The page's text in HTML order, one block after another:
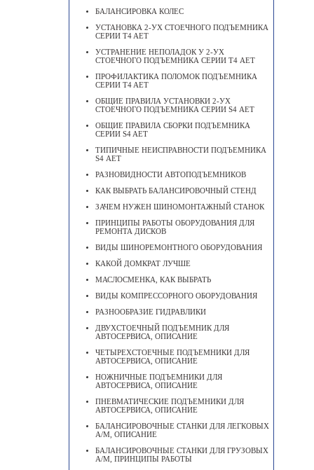
БАЛАНСИРОВКА КОЛЕС
УСТАНОВКА 2-УХ СТОЕЧНОГО ПОДЪЕМНИКА
СЕРИИ T4 AET
УСТРАНЕНИЕ НЕПОЛАДОК У 2-УХ
СТОЕЧНОГО ПОДЪЕМНИКА СЕРИИ Т4 АЕТ
ПРОФИЛАКТИКА ПОЛОМОК ПОДЪЕМНИКА
СЕРИИ T4 AET
ОБЩИЕ ПРАВИЛА УСТАНОВКИ 2-УХ
СТОЕЧНОГО ПОДЪЕМНИКА СЕРИИ S4 АЕТ
ОБЩИЕ ПРАВИЛА СБОРКИ ПОДЪЕМНИКА
СЕРИИ S4 AET
ТИПИЧНЫЕ НЕИСПРАВНОСТИ ПОДЪЕМНИКА
S4 АЕТ
РАЗНОВИДНОСТИ АВТОПОДЪЕМНИКОВ
КАК ВЫБРАТЬ БАЛАНСИРОВОЧНЫЙ СТЕНД
ЗАЧЕМ НУЖЕН ШИНОМОНТАЖНЫЙ СТАНОК
ПРИНЦИПЫ РАБОТЫ ОБОРУДОВАНИЯ ДЛЯ
РЕМОНТА ДИСКОВ
ВИДЫ ШИНОРЕМОНТНОГО ОБОРУДОВАНИЯ
КАКОЙ ДОМКРАТ ЛУЧШЕ
МАСЛОСМЕНКА, КАК ВЫБРАТЬ
ВИДЫ КОМПРЕССОРНОГО ОБОРУДОВАНИЯ
РАЗНООБРАЗИЕ ГИДРАВЛИКИ
ДВУХСТОЕЧНЫЙ ПОДЪЕМНИК ДЛЯ
АВТОСЕРВИСА, ОПИСАНИЕ
ЧЕТЫРЕХСТОЕЧНЫЕ ПОДЪЕМНИКИ ДЛЯ
АВТОСЕРВИСА, ОПИСАНИЕ
НОЖНИЧНЫЕ ПОДЪЕМНИКИ ДЛЯ
АВТОСЕРВИСА, ОПИСАНИЕ
ПНЕВМАТИЧЕСКИЕ ПОДЪЕМНИКИ ДЛЯ
АВТОСЕРВИСА, ОПИСАНИЕ
БАЛАНСИРОВОЧНЫЕ СТАНКИ ДЛЯ ЛЕГКОВЫХ
А/М, ОПИСАНИЕ
БАЛАНСИРОВОЧНЫЕ СТАНКИ ДЛЯ ГРУЗОВЫХ
А/М, ПРИНЦИПЫ РАБОТЫ